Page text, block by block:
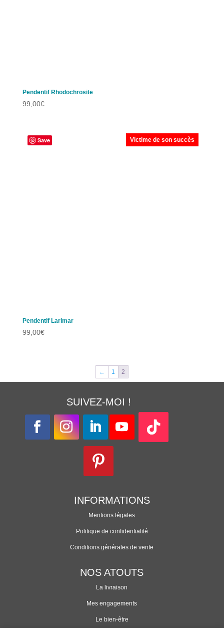
Pendentif Rhodochrosite
99,00€
Save Victime de son succès
Pendentif Larimar
99,00€
← 1 2
SUIVEZ-MOI !
INFORMATIONS
Mentions légales
Politique de confidentialité
Conditions générales de vente
NOS ATOUTS
La livraison
Mes engagements
Le bien-être